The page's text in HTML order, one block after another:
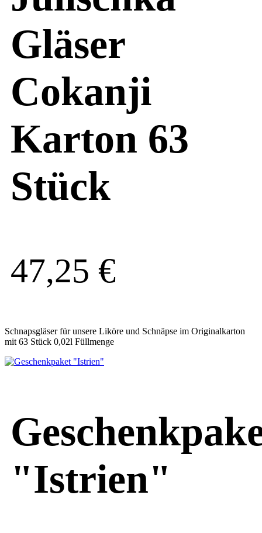
Gläser
Cokanji
Karton 63
Stück
47,25 €
Schnapsgläser für unsere Liköre und Schnäpse im Originalkarton
mit 63 Stück 0,02l Füllmenge
"Istrien"